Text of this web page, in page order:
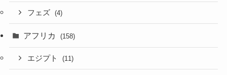
フェズ (4)
アフリカ (158)
エジプト (11)